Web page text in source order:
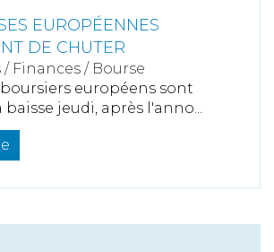
EUROPÉENNES
DE CHUTER
/ Finances / Bourse
européens sont
baisse jeudi, après l'anno...